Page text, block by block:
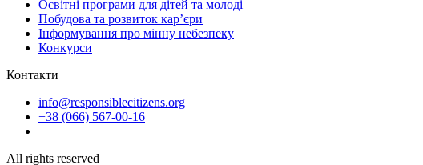
Освітні програми для дітей та молоді
Побудова та розвиток кар’єри
Інформування про мінну небезпеку
Конкурси
Контакти
info@responsiblecitizens.org
+38 (066) 567-00-16
All rights reserved